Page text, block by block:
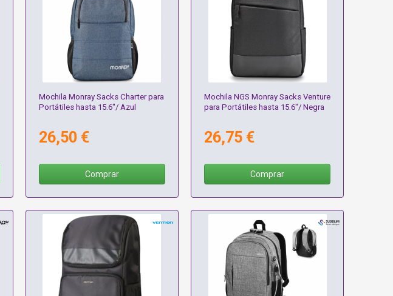
Mochila Monray Sacks Charter para
Portátiles hasta 15.6"/ Azul
26,50 €
Comprar
Mochila NGS Monray Sacks Venture
para Portátiles hasta 15.6"/ Negra
26,75 €
Comprar